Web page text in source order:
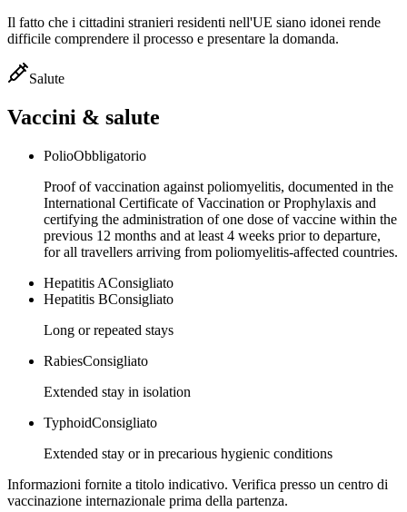
Il fatto che i cittadini stranieri residenti nell'UE siano idonei rende
difficile comprendere il processo e presentare la domanda.
Salute
Vaccini & salute
PolioObbligatorio
Proof of vaccination against poliomyelitis, documented in the
International Certificate of Vaccination or Prophylaxis and
certifying the administration of one dose of vaccine within the
previous 12 months and at least 4 weeks prior to departure,
for all travellers arriving from poliomyelitis-affected countries.
Hepatitis AConsigliato
Hepatitis BConsigliato
Long or repeated stays
RabiesConsigliato
Extended stay in isolation
TyphoidConsigliato
Extended stay or in precarious hygienic conditions
Informazioni fornite a titolo indicativo. Verifica presso un centro di
vaccinazione internazionale prima della partenza.